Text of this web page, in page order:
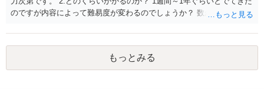
婦関係は良好なのか、あなたが夫へ嘘をついたのか等）がよくわから
ないところがあり、実際にどのような対応がベターなのかを正確に検
のですが内容によって難易度が変わるのでしょうか？ 数か月の印象が
中傷していないアカウントを開示請求してしまった場合はどうなるの
か？ 開示が通らないことはありうるでしょう。
もっとみる